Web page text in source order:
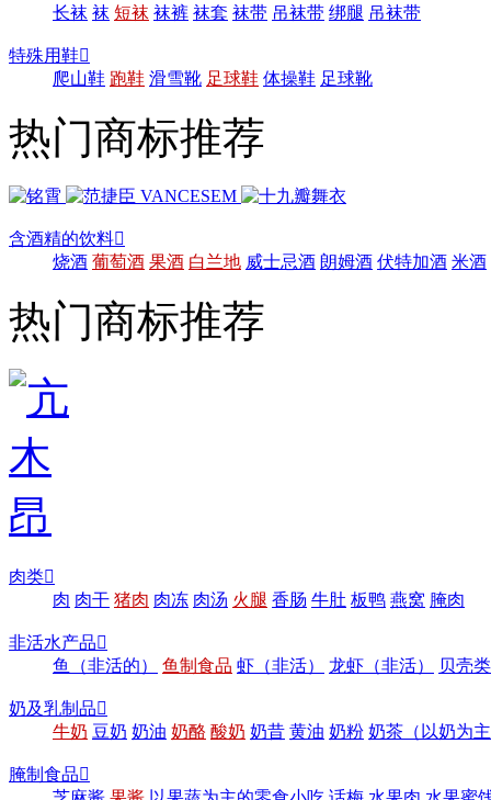
长袜 袜 短袜 袜裤 袜套 袜带 吊袜带 绑腿 吊袜带
特殊用鞋
爬山鞋 跑鞋 滑雪靴 足球鞋 体操鞋 足球靴
热门商标推荐
含酒精的饮料
烧酒 葡萄酒 果酒 白兰地 威士忌酒 朗姆酒 伏特加酒 米酒
热门商标推荐
肉类
肉 肉干 猪肉 肉冻 肉汤 火腿 香肠 牛肚 板鸭 燕窝 腌肉
非活水产品
鱼（非活的）
鱼制食品 虾（非活） 龙虾（非活） 贝壳
奶及乳制品
牛奶 豆奶 奶油 奶酪 酸奶 奶昔 黄油 奶粉 奶茶（以奶为
腌制食品